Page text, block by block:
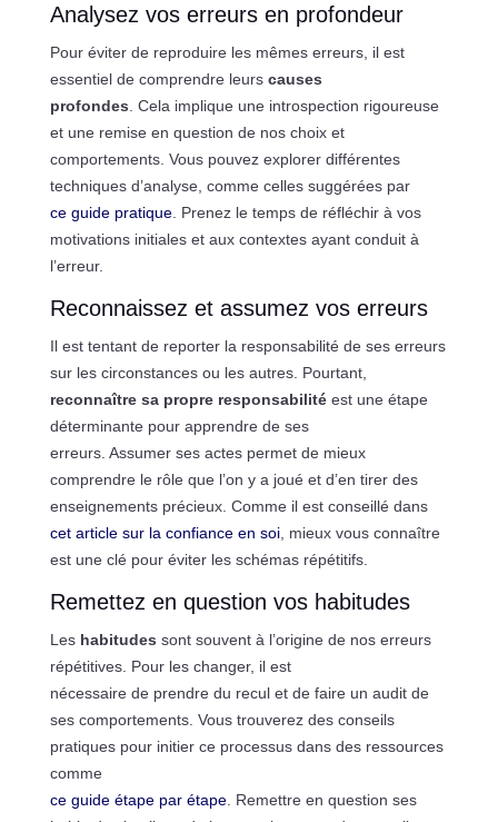
Analysez vos erreurs en profondeur
Pour éviter de reproduire les mêmes erreurs, il est
essentiel de comprendre leurs causes
profondes . Cela implique une introspection rigoureuse
et une remise en question de nos choix et
comportements. Vous pouvez explorer différentes
techniques d’analyse, comme celles suggérées par
ce guide pratique. Prenez le temps de réfléchir à vos
motivations initiales et aux contextes ayant conduit à
l’erreur.
Reconnaissez et assumez vos erreurs
Il est tentant de reporter la responsabilité de ses erreurs
sur les circonstances ou les autres. Pourtant,
reconnaître sa propre responsabilitéest une étape
déterminante pour apprendre de ses
erreurs. Assumer ses actes permet de mieux
comprendre le rôle que l’on y a joué et d’en tirer des
enseignements précieux. Comme il est conseillé dans
cet article sur la confiance en soi, mieux vous connaître
est une clé pour éviter les schémas répétitifs.
Remettez en question vos habitudes
Les habitudes sont souvent à l’origine de nos erreurs
répétitives. Pour les changer, il est
nécessaire de prendre du recul et de faire un audit de
ses comportements. Vous trouverez des conseils
pratiques pour initier ce processus dans des ressources
comme
ce guide étape par étape. Remettre en question ses